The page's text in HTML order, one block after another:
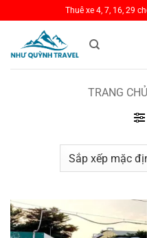
qua
dung
Thuê xe 4, 7, 16, 29
TRANG CHỦ